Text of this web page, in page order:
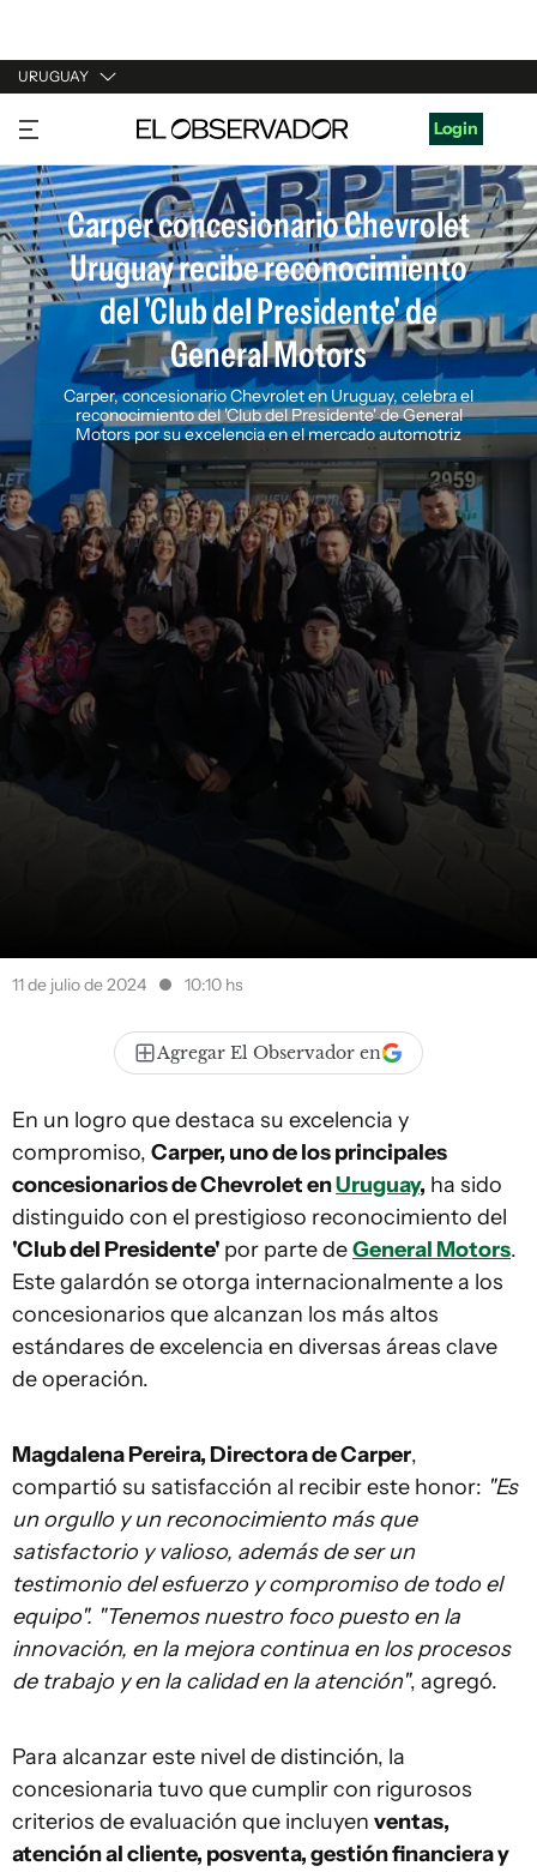
URUGUAY
URUGUAY
ARGENTINA
ESPAÑA
ESTADOS UNIDOS
Login
Carper concesionario Chevrolet
Uruguay recibe reconocimiento
del 'Club del Presidente' de
General Motors
Carper, concesionario Chevrolet en Uruguay, celebra el
reconocimiento del 'Club del Presidente' de General
Motors por su excelencia en el mercado automotriz
11 de julio de 2024 10:10 hs
Agregar El Observador en
En un logro que destaca su excelencia y
compromiso, Carper, uno de los principales
concesionarios de Chevrolet enUruguay, ha sido
distinguido con el prestigioso reconocimiento del
'Club del Presidente' por parte deGeneral Motors.
Este galardón se otorga internacionalmente a los
concesionarios que alcanzan los más altos
estándares de excelencia en diversas áreas clave
de operación.
Magdalena Pereira, Directora de Carper,
compartió su satisfacción al recibir este honor: "Es
un orgullo y un reconocimiento más que
satisfactorio y valioso, además de ser un
testimonio del esfuerzo y compromiso de todo el
equipo". "Tenemos nuestro foco puesto en la
innovación, en la mejora continua en los procesos
de trabajo y en la calidad en la atención", agregó.
Para alcanzar este nivel de distinción, la
concesionaria tuvo que cumplir con rigurosos
criterios de evaluación que incluyen ventas,
atención al cliente, posventa, gestión financiera y